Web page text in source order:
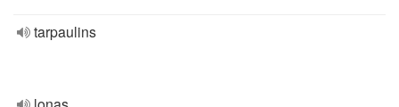
tarpaulins